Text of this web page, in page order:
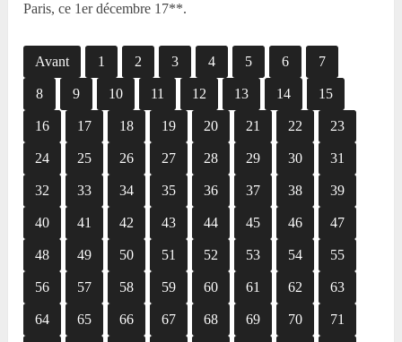
Paris, ce 1erdécembre 17**.
Avant 1 2 3 4 5 6 7
8 9 10 11 12 13 14 15
16 17 18 19 20 21 22 23
24 25 26 27 28 29 30 31
32 33 34 35 36 37 38 39
40 41 42 43 44 45 46 47
48 49 50 51 52 53 54 55
56 57 58 59 60 61 62 63
64 65 66 67 68 69 70 71